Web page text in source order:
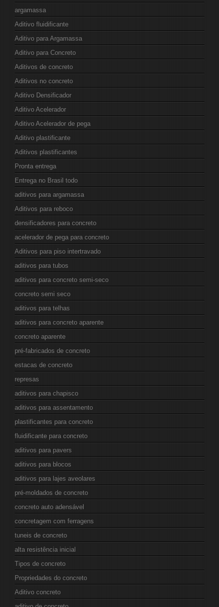
argamassa
Aditivo fluidificante
Aditivo para Argamassa
Aditivo para Concreto
Aditivos de concreto
Aditivos no concreto
Aditivo Densificador
Aditivo Acelerador
Aditivo Acelerador de pega
Aditivo plastificante
Aditivos plastificantes
Pronta entrega
Entrega no Brasil todo
aditivos para argamassa
Aditivos para reboco
densificadores para concreto
acelerador de pega para concreto
Aditivos para piso intertravado
aditivos para tubos
aditivos para concreto semi-seco
concreto semi seco
aditivos para telhas
aditivos para concreto aparente
concreto aparente
pré-fabricados de concreto
estacas de concreto
represas
aditivos para chapisco
aditivos para assentamento
plastificantes para concreto
fluidificante para concreto
aditivos para pavers
aditivos para blocos
aditivos para lajes aveolares
pré-moldados de concreto
concreto auto adensável
concretagem com ferragens
tuneis de concreto
alta resistência inicial
Tipos de concreto
Propriedades do concreto
Aditivo concreto